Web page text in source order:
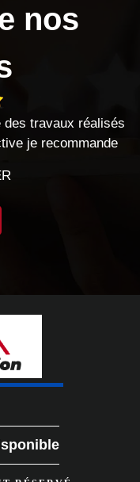
nos
bon travail effectué,
cette